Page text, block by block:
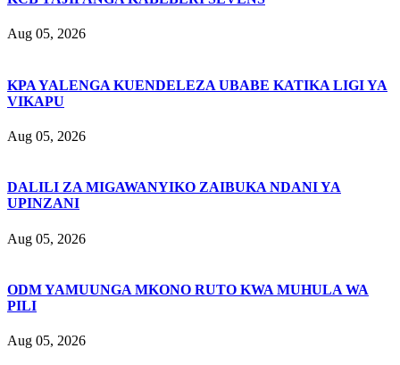
Aug 05, 2026
KPA YALENGA KUENDELEZA UBABE KATIKA LIGI YA
VIKAPU
Aug 05, 2026
DALILI ZA MIGAWANYIKO ZAIBUKA NDANI YA
UPINZANI
Aug 05, 2026
ODM YAMUUNGA MKONO RUTO KWA MUHULA WA
PILI
Aug 05, 2026